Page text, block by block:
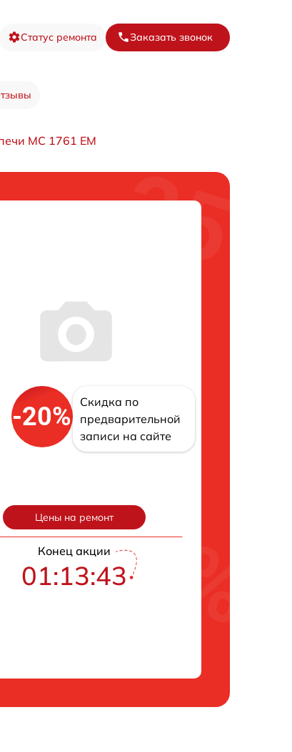
Статус ремонта Заказать звонок
MC 1761 EM
-20%
Скидка по
предварительной
записи на сайте
Цены на ремонт
Конец акции
01:13:42